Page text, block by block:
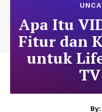
Apa Itu
Fitur dan
untuk
By: